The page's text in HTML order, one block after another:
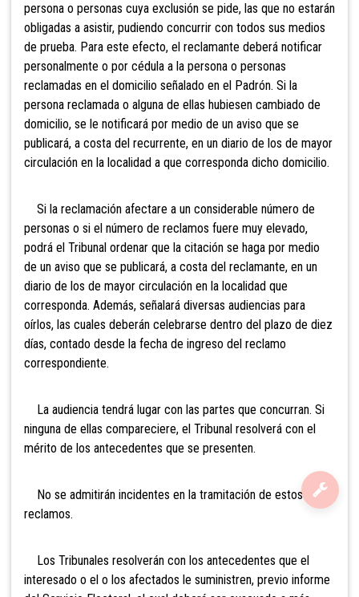
persona o personas cuya exclusión se pide, las que no estarán
obligadas a asistir, pudiendo concurrir con todos sus medios
de prueba. Para este efecto, el reclamante deberá notificar
personalmente o por cédula a la persona o personas
reclamadas en el domicilio señalado en el Padrón. Si la
persona reclamada o alguna de ellas hubiesen cambiado de
domicilio, se le notificará por medio de un aviso que se
publicará, a costa del recurrente, en un diario de los de mayor
circulación en la localidad a que corresponda dicho domicilio.
Si la reclamación afectare a un considerable número de
personas o si el número de reclamos fuere muy elevado,
podrá el Tribunal ordenar que la citación se haga por medio
de un aviso que se publicará, a costa del reclamante, en un
diario de los de mayor circulación en la localidad que
corresponda. Además, señalará diversas audiencias para
oírlos, las cuales deberán celebrarse dentro del plazo de diez
días, contado desde la fecha de ingreso del reclamo
correspondiente.
La audiencia tendrá lugar con las partes que concurran. Si
ninguna de ellas compareciere, el Tribunal resolverá con el
mérito de los antecedentes que se presenten.
No se admitirán incidentes en la tramitación de estos
reclamos.
Los Tribunales resolverán con los antecedentes que el
interesado o el o los afectados le suministren, previo informe